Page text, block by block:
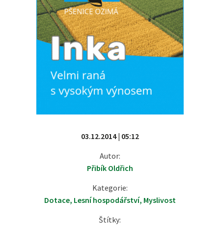
03.12.2014 | 05:12
Autor:
Přibík Oldřich
Kategorie:
Dotace, Lesní hospodářství, Myslivost
Štítky: